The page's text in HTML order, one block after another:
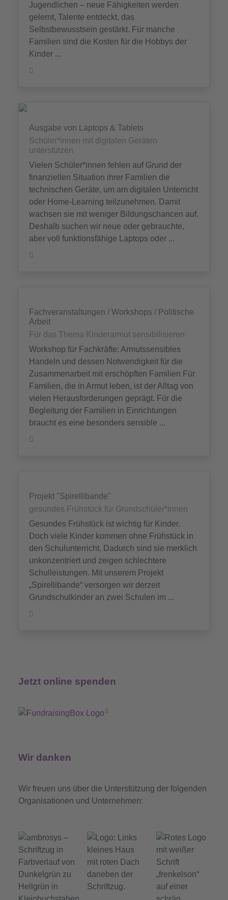
Jugendlichen – neue Fähigkeiten werden
gelernt, Talente entdeckt, das
Selbstbewusstsein gestärkt. Für manche
Familien sind die Kosten für die Hobbys der
Kinder ...
Ausgabe von Laptops & Tablets
Schüler*innen mit digitalen Geräten
unterstützen
Vielen Schüler*innen fehlen auf Grund der
finanziellen Situation ihrer Familien die
technischen Geräte, um am digitalen Unterricht
oder Home-Learning teilzunehmen. Damit
wachsen sie mit weniger Bildungschancen auf.
Deshalb suchen wir neue oder gebrauchte,
aber voll funktionsfähige Laptops oder ...
Fachveranstaltungen / Workshops / Politische
Arbeit
Für das Thema Kinderarmut sensibilisieren
Workshop für Fachkräfte: Armutssensibles
Handeln und dessen Notwendigkeit für die
Zusammenarbeit mit erschöpften Familien Für
Familien, die in Armut leben, ist der Alltag von
vielen Herausforderungen geprägt. Für die
Begleitung der Familien in Einrichtungen
braucht es eine besonders sensible ...
Projekt "Spirellibande"
gesundes Frühstück für Grundschüler*innen
Gesundes Frühstück ist wichtig für Kinder.
Doch viele Kinder kommen ohne Frühstück in
den Schulunterricht. Dadurch sind sie merklich
unkonzentriert und zeigen schlechtere
Schulleistungen. Mit unserem Projekt
„Spirellibande“ versorgen wir derzeit
Grundschulkinder an zwei Schulen im ...
Jetzt online spenden
Wir danken
Wir freuen uns über die Unterstützung der folgenden
Organisationen und Unternehmen: